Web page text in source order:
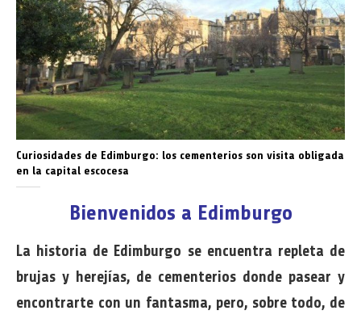
Curiosidades de Edimburgo: los cementerios son visita obligada
en la capital escocesa
Bienvenidos a Edimburgo
La historia de Edimburgo se encuentra repleta de
brujas y herejías, de cementerios donde pasear y
encontrarte con un fantasma, pero, sobre todo, de